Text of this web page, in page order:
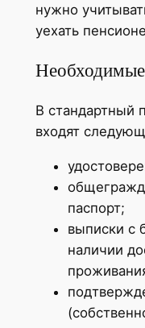
нужно
уехать
В стандартный
входят
паспорт;
выписки с
наличии